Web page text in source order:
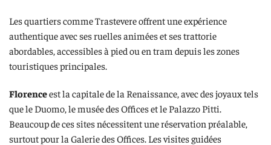
Les quartiers comme Trastevere offrent une expérience
authentique avec ses ruelles animées et ses trattorie
abordables, accessibles à pied ou en tram depuis les zones
touristiques principales.
Florenceest la capitale de la Renaissance, avec des joyaux tels
que le Duomo, le musée des Offices et le Palazzo Pitti.
Beaucoup de ces sites nécessitent une réservation préalable,
surtout pour la Galerie des Offices. Les visites guidées